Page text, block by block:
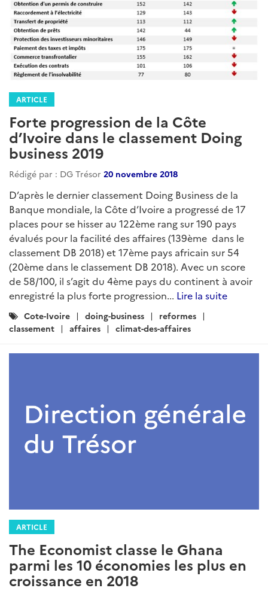
ARTICLE
Forte progression de la Côte
d’Ivoire dans le classement Doing
business 2019
Rédigé par : DG Trésor 20 novembre 2018
D’après le dernier classement Doing Business de la
Banque mondiale, la Côte d’Ivoire a progressé de 17
places pour se hisser au 122ème rang sur 190 pays
évalués pour la facilité des affaires (139ème dans le
classement DB 2018) et 17ème pays africain sur 54
(20ème dans le classement DB 2018). Avec un score
de 58/100, il s’agit du 4ème pays du continent à avoir
enregistré la plus forte progression... Lire la suite
Catégories
:
Cote-Ivoire doing-business
reformes
classement
affaires climat-des-affaires
ARTICLE
The Economist classe le Ghana
parmi les 10 économies les plus en
croissance en 2018